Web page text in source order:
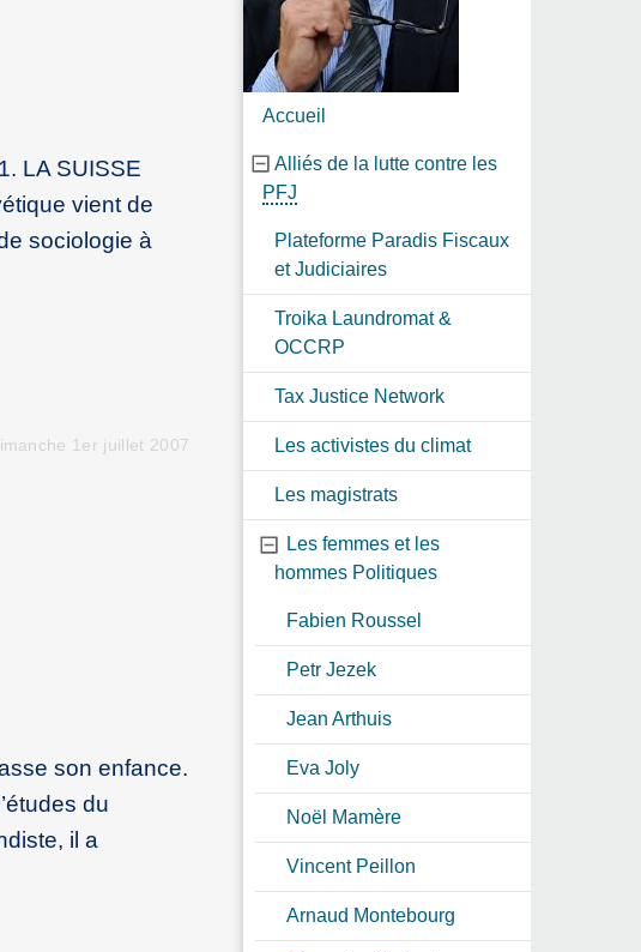
LA SUISSE
vient de
sociologie à
1er juillet 2007
son enfance.
du
il a
Accueil
Alliés de la lutte contre les
PFJ
Plateforme Paradis Fiscaux
et Judiciaires
Troika Laundromat &
OCCRP
Tax Justice Network
Les activistes du climat
Les magistrats
Les femmes et les
hommes Politiques
Fabien Roussel
Petr Jezek
Jean Arthuis
Eva Joly
Noël Mamère
Vincent Peillon
Arnaud Montebourg